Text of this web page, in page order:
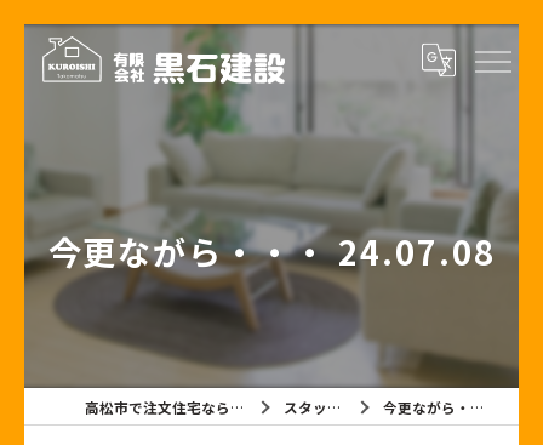
今更ながら・・・ 24.07.08
高松市で注文住宅なら有限会社黒石建設 スタッフブログ 今更ながら・・・ 24.07.08